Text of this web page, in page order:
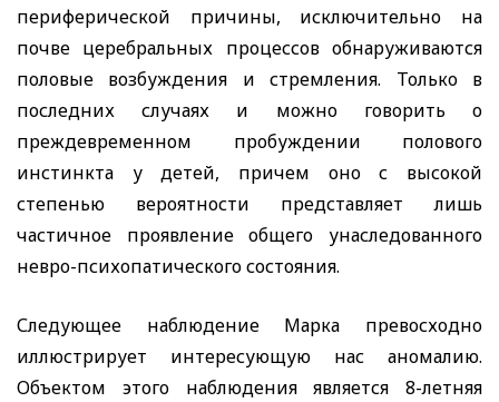
периферической причины, исключительно на
почве церебральных процессов обнаруживаются
половые возбуждения и стремления. Только в
последних случаях и можно говорить о
преждевременном пробуждении полового
инстинкта у детей, причем оно с высокой
степенью вероятности представляет лишь
частичное проявление общего унаследованного
невро-психопатического состояния.
Следующее наблюдение Марка
превосходно
иллюстрирует интересующую нас аномалию.
Объектом этого наблюдения является 8-летняя